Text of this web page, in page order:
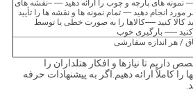
----- نمونه های پارچه و چوب را ارائه دهید ---- --نقشه های
انجام دهید ---- تمام نمونه ها و نقشه ها را تأیید
کالا کنید -----کالاها را به صورت خطی یا توسط
------ بارگیری خوب
/ هر اندازه سفارشی
تا نیازها و افکار هتلداران را
را کاملاً ارائه دهیم.اگر به پیشنهادات حرفه